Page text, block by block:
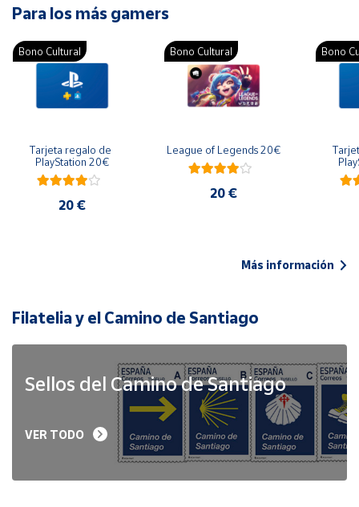
Para los más gamers
Bono Cultural
Tarjeta regalo de
PlayStation 20€
20 €
Bono Cultural
League of Legends 20€
20 €
Bono
Más información
Filatelia y el Camino de Santiago
Sellos del Camino de Santiago
VER TODO